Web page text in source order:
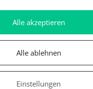
Alle akzeptieren
Alle ablehnen
Einstellungen